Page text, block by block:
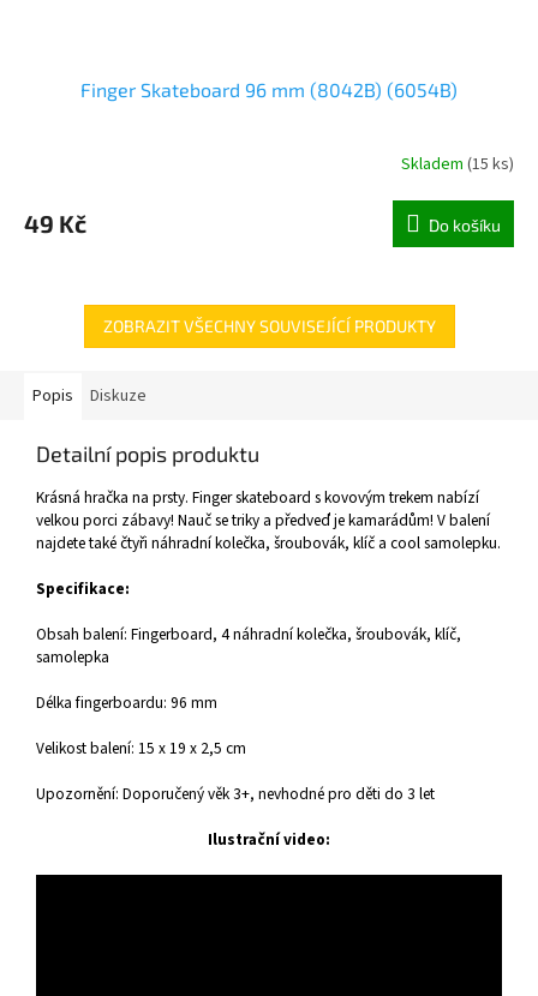
Finger Skateboard 96 mm (8042B) (6054B)
Skladem (15 ks)
49 Kč Do košíku
ZOBRAZIT VŠECHNY SOUVISEJÍCÍ PRODUKTY
Popis Diskuze
Detailní popis produktu
Krásná hračka na prsty. Finger skateboard s kovovým trekem nabízí
velkou porci zábavy! Nauč se triky a předveď je kamarádům! V balení
najdete také čtyři náhradní kolečka, šroubovák, klíč a cool samolepku.
Specifikace:
Obsah balení: Fingerboard, 4 náhradní kolečka, šroubovák, klíč,
samolepka
Délka fingerboardu: 96 mm
Velikost balení: 15 x 19 x 2,5 cm
Upozornění: Doporučený věk 3+, nevhodné pro děti do 3 let
Ilustrační video: